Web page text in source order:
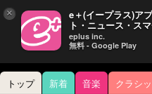
トップ 新着 音楽 クラシ
× e＋(イープラス)ア
ト・ニュース・ス
eplus inc.
無料 - Google Play